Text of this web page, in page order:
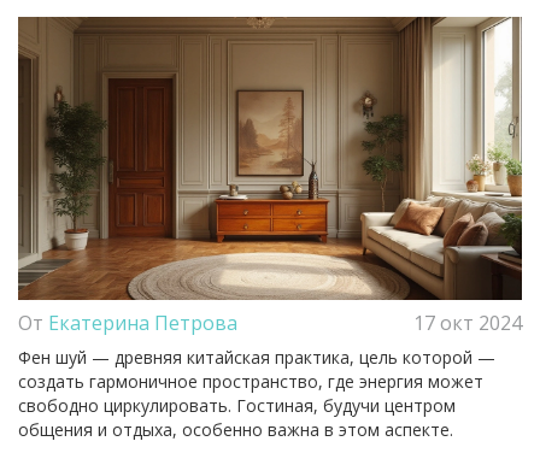
От Екатерина Петрова 17 окт 2024
Фен шуй — древняя китайская практика, цель которой —
создать гармоничное пространство, где энергия может
свободно циркулировать. Гостиная, будучи центром
общения и отдыха, особенно важна в этом аспекте.